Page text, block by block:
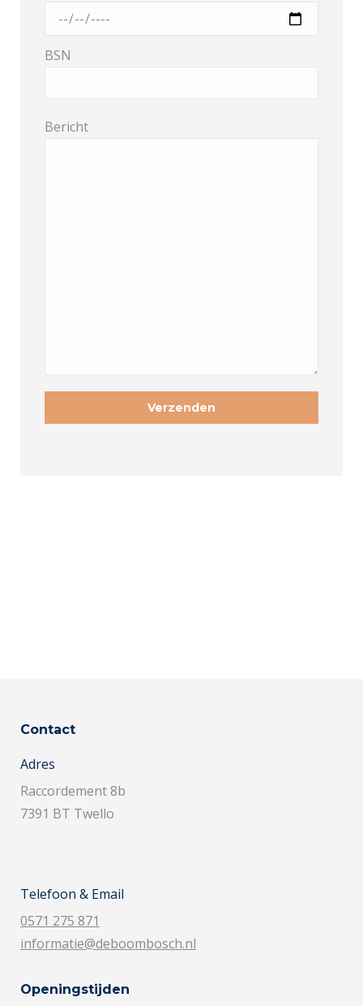
BSN
Bericht
Contact
Adres
Raccordement 8b
7391 BT Twello
Telefoon & Email
0571 275 871
informatie@deboombosch.nl
Openingstijden